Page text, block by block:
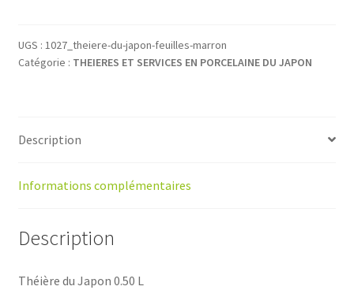
0.50
L
UGS : 1027_theiere-du-japon-feuilles-marron
Catégorie : THEIERES ET SERVICES EN PORCELAINE DU JAPON
Description
Informations complémentaires
Description
Théière du Japon 0.50 L